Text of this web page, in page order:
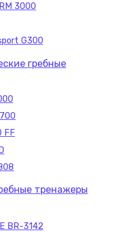
3000
G300
гребные
FF
тренажеры
ВR-3142